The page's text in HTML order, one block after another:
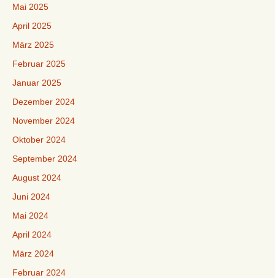
Mai 2025
April 2025
März 2025
Februar 2025
Januar 2025
Dezember 2024
November 2024
Oktober 2024
September 2024
August 2024
Juni 2024
Mai 2024
April 2024
März 2024
Februar 2024